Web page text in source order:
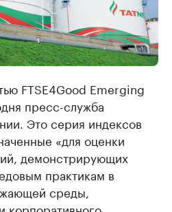
FTSE4Good Emerging
пресс-служба
Это серия индексов
«для оценки
демонстрирующих
практикам в
среды,